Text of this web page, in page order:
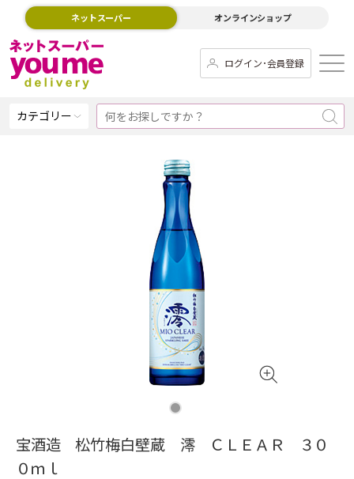
ネットスーパー オンラインショップ
ログイン･会員登録
カテゴリー
宝酒造 松竹梅白壁蔵 澪 ＣＬＥＡＲ ３０
０ｍｌ